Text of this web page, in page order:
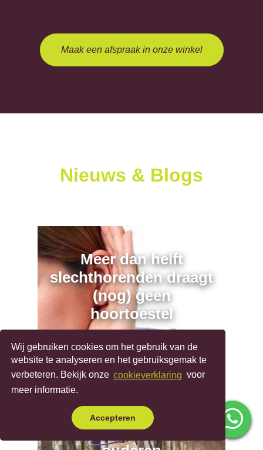
Wij gebruiken cookies om het gebruik van de
website te analyseren en het gebruiksgemak te
verbeteren. Bekijk onze cookieverklaring voor
meer informatie.
Accepteren
Maak een afspraak in onze winkel
Nieuws & Blogs
Meer dan helft
slechthorenden draagt
(nog) geen
hoortoestel
Bekijk artikel
Hoortoestellen zorgen
voor betere balans bij